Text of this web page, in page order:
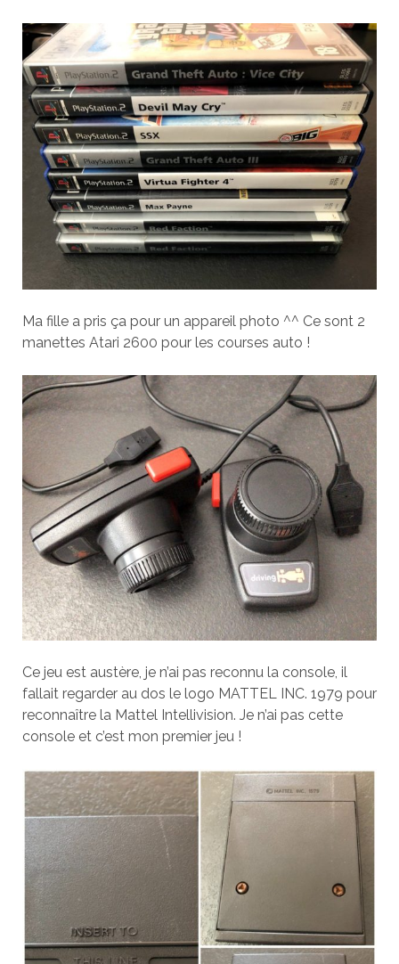
Ma fille a pris ça pour un appareil photo ^^ Ce sont 2
manettes Atari 2600 pour les courses auto !
Ce jeu est austère, je n’ai pas reconnu la console, il
fallait regarder au dos le logo MATTEL INC. 1979 pour
reconnaître la Mattel Intellivision. Je n’ai pas cette
console et c’est mon premier jeu !